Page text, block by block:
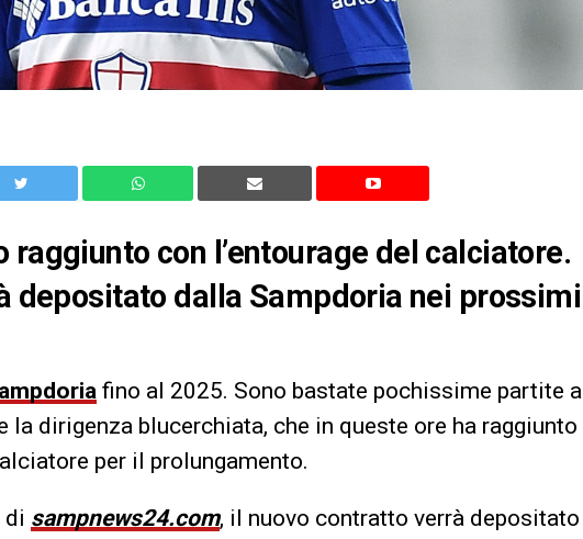
raggiunto con l’entourage del calciatore.
depositato dalla Sampdoria nei prossimi
fino al 2025. Sono bastate pochissime partite al
dirigenza blucerchiata, che in queste ore ha raggiunto
per il prolungamento.
di sampnews24.com, il nuovo contratto verrà depositato